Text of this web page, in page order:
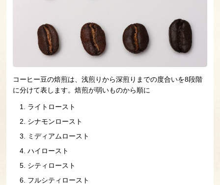
コーヒー豆の焙煎は、浅煎りから深煎りまでの度合いを8段階
に分けて表します。焙煎が弱いものから順に
ライトロースト
シナモンロースト
ミディアムロースト
ハイロースト
シティロースト
フルシティロースト